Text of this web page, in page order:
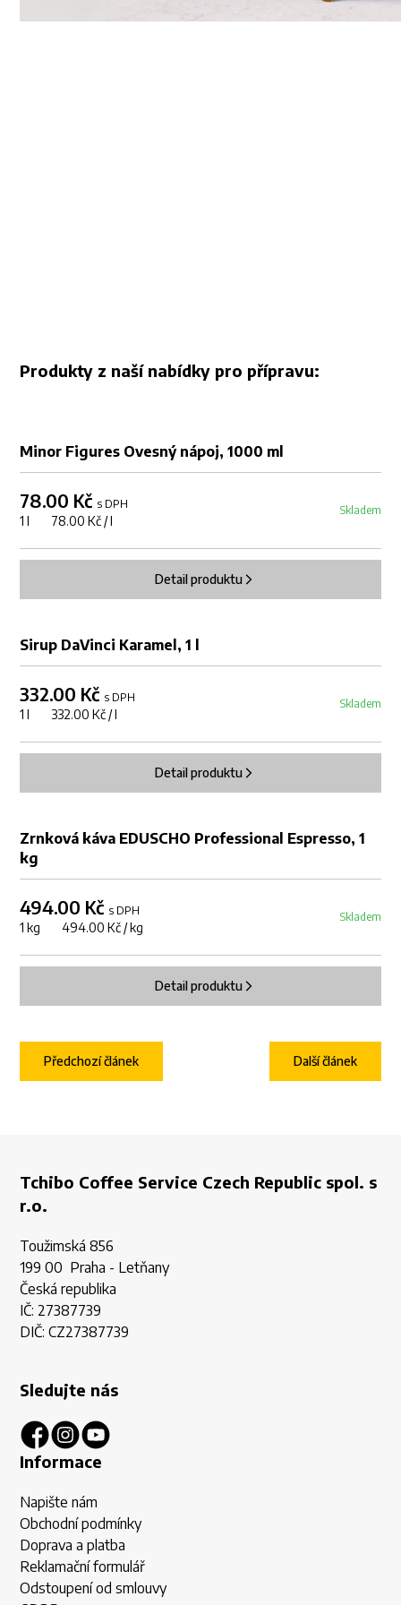
Produkty z naší nabídky pro přípravu:
Minor Figures Ovesný nápoj, 1000 ml
78.00 Kč s DPH
1 l 78.00 Kč / l
Skladem
Detail produktu
Sirup DaVinci Karamel, 1 l
332.00 Kč s DPH
1 l 332.00 Kč / l
Skladem
Detail produktu
Zrnková káva EDUSCHO Professional Espresso, 1
kg
494.00 Kč s DPH
1 kg 494.00 Kč / kg
Skladem
Detail produktu
Další článek
Předchozí článek
Tchibo Coffee Service Czech Republic spol. s
r.o.
Toužimská 856
199 00 Praha - Letňany
Česká republika
IČ: 27387739
DIČ: CZ27387739
Sledujte nás
Informace
Napište nám
Obchodní podmínky
Doprava a platba
Reklamační formulář
Odstoupení od smlouvy